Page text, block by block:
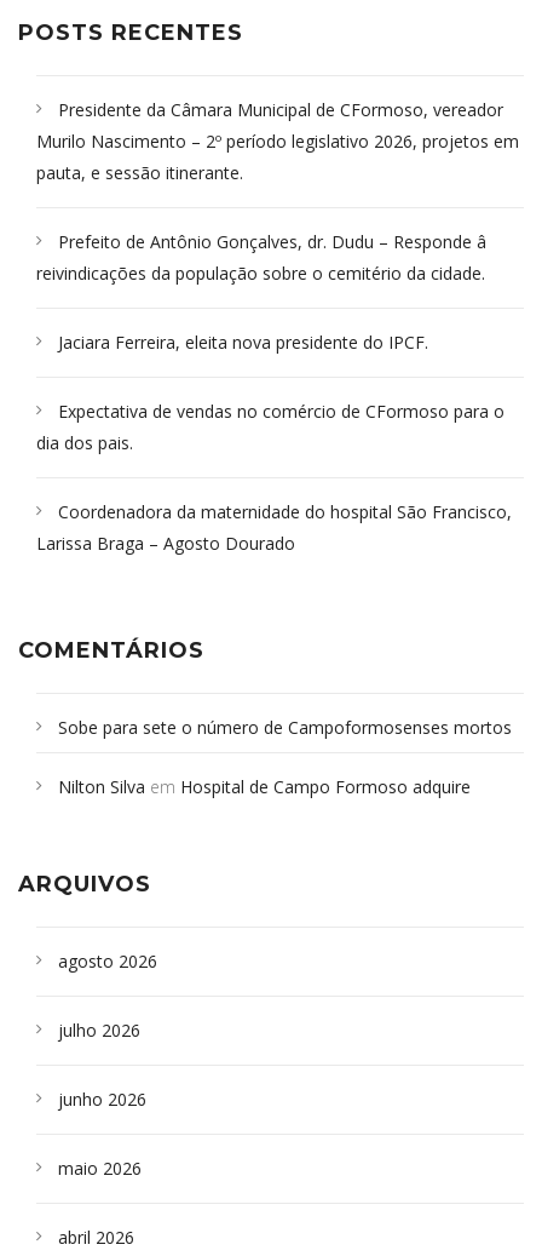
POSTS RECENTES
Presidente da Câmara Municipal de CFormoso, vereador
Murilo Nascimento – 2º período legislativo 2026, projetos em
pauta, e sessão itinerante.
Prefeito de Antônio Gonçalves, dr. Dudu – Responde â
reivindicações da população sobre o cemitério da cidade.
Jaciara Ferreira, eleita nova presidente do IPCF.
Expectativa de vendas no comércio de CFormoso para o
dia dos pais.
Coordenadora da maternidade do hospital São Francisco,
Larissa Braga – Agosto Dourado
COMENTÁRIOS
Sobe para sete o número de Campoformosenses mortos
Campoformosenses que morreram em desabamentos são
Nilton Silva em Hospital de Campo Formoso adquire
ARQUIVOS
agosto 2026
julho 2026
junho 2026
maio 2026
abril 2026